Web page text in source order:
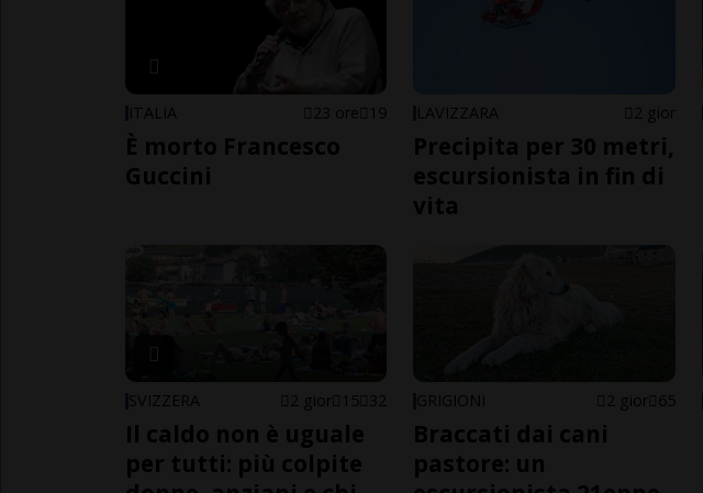
ITALIA 23 ore 19
È morto Francesco
Guccini
LAVIZZARA 2 gior
Precipita per 30 metri,
escursionista in fin di
vita
SVIZZERA 2 gior 15 32
Il caldo non è uguale
per tutti: più colpite
GRIGIONI 2 gior 65
Braccati dai cani
pastore: un